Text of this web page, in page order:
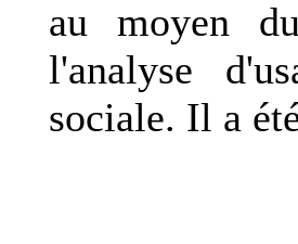
au moyen
l'analyse
sociale. Il a